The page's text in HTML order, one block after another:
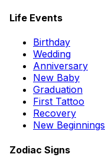
Life Events
Birthday
Wedding
Anniversary
New Baby
Graduation
First Tattoo
Recovery
New Beginnings
Zodiac Signs